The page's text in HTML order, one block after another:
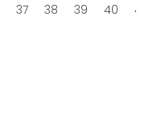
37 38 39 40 41